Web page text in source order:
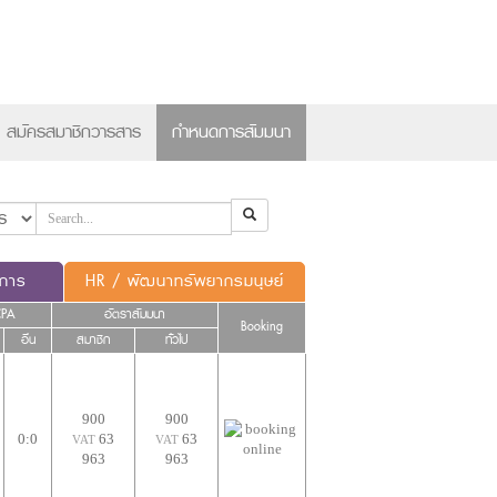
สมัครสมาชิกวารสาร กำหนดการสัมมนา
าร HR / พัฒนาทรัพยากรมนุษย์
อัตราสัมมนา
Booking
อื่น สมาชิก ทั่วไป
0:0
900
VAT 63
963
900
VAT 63
963